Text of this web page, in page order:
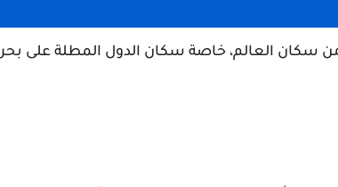
من سكان العالم، خاصة سكان الدول المطلة على بحر